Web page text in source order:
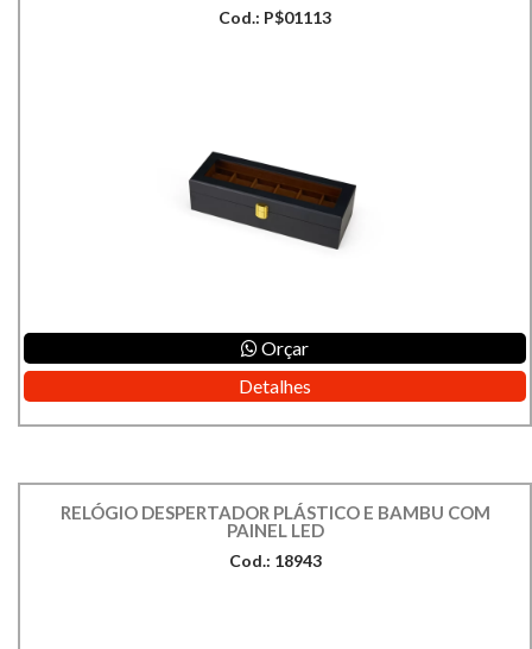
Cod.: P$01113
Orçar
Detalhes
RELÓGIO DESPERTADOR PLÁSTICO E BAMBU COM
PAINEL LED
Cod.: 18943